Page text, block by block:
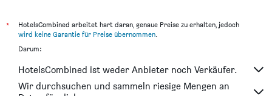
*
HotelsCombined arbeitet hart daran, genaue Preise zu erhalten, jedoch
wird keine Garantie für Preise übernommen.
Darum:
HotelsCombined ist weder Anbieter noch Verkäufer.
Wir durchsuchen und sammeln riesige Mengen an